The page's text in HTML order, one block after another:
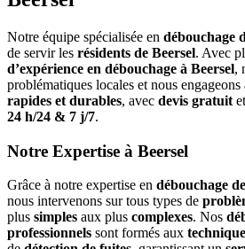
Notre équipe spécialisée en débouchage
de servir les résidents de Beersel. Avec
d’expérience en débouchage à Beersel,
problématiques locales et nous
rapides et durables, avec devis gratuit et
24 h/24 & 7 j/7.
Notre Expertise à Beersel
Grâce à notre expertise en débouchage
nous intervenons sur tous types de
plus simples aux plus complexes. Nos
professionnels sont formés aux